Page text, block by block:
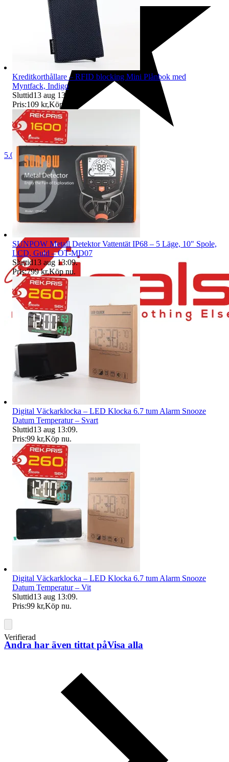
5.0
Verifierad
Kreditkorthållare – RFID blocking Mini Plånbok med
Myntfack, Indigo
Sluttid13 aug 13:09
Pris:109 kr,Köp nu
SUNPOW Metall Detektor Vattentät IP68 – 5 Läge, 10" Spole,
LCD, Guld – OT-MD07
Sluttid13 aug 13:09.
Pris:799 kr,Köp nu.
Digital Väckarklocka – LED Klocka 6.7 tum Alarm Snooze
Datum Temperatur – Svart
Sluttid13 aug 13:09.
Pris:99 kr,Köp nu.
Digital Väckarklocka – LED Klocka 6.7 tum Alarm Snooze
Datum Temperatur – Vit
Sluttid13 aug 13:09.
Pris:99 kr,Köp nu.
Andra har även tittat påVisa alla